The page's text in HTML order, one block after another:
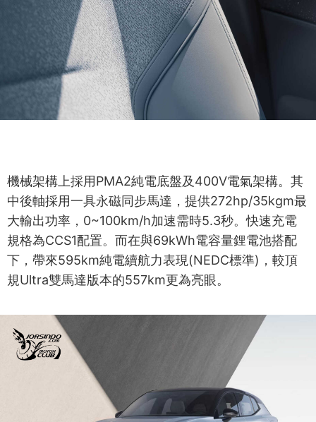
機械架構上採用PMA2純電底盤及400V電氣架構。其
中後軸採用一具永磁同步馬達，提供272hp/35kgm最
大輸出功率，0~100km/h加速需時5.3秒。快速充電
規格為CCS1配置。而在與69kWh電容量鋰電池搭配
下，帶來595km純電續航力表現(NEDC標準)，較頂
規Ultra雙馬達版本的557km更為亮眼。